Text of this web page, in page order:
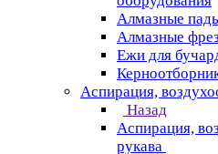
Алмазные
Алмазные
Ежи для
Аспирация,
Назад
Аспирация,
рукава